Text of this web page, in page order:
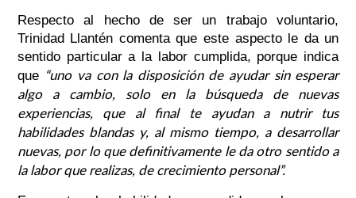
Respecto al hecho de ser un trabajo voluntario,
Trinidad Llantén comenta que este aspecto le da un
sentido particular a la labor cumplida, porque indica
que “uno va con la disposición de ayudar sin esperar
algo a cambio, solo en la búsqueda de nuevas
experiencias, que al final te ayudan a nutrir tus
habilidades blandas y, al mismo tiempo, a desarrollar
nuevas, por lo que definitivamente le da otro sentido a
la labor que realizas, de crecimiento personal”.